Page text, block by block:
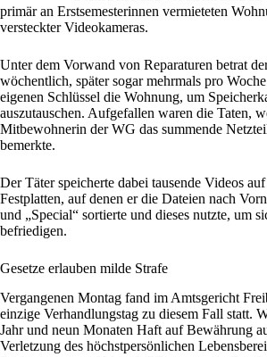
primär an Erstsemesterinnen vermieteten
versteckter Videokameras.
Unter dem Vorwand von Reparaturen betrat
wöchentlich, später sogar mehrmals pro
eigenen Schlüssel die Wohnung, um
auszutauschen. Aufgefallen waren die Taten,
Mitbewohnerin der WG das summende
bemerkte.
Der Täter speicherte dabei tausende Videos auf
Festplatten, auf denen er die Dateien nach
und „Special“ sortierte und dieses nutzte, um
befriedigen.
Gesetze erlauben milde Strafe
Vergangenen Montag fand im Amtsgericht
einzige Verhandlungstag zu diesem Fall statt.
Jahr und neun Monaten Haft auf Bewährung
Verletzung des höchstpersönlichen